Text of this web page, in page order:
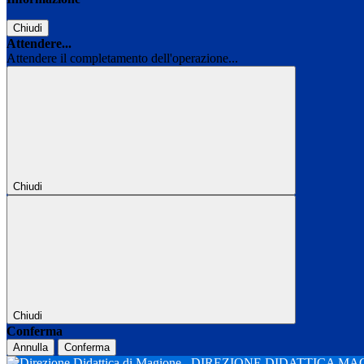
Chiudi
Attendere...
Attendere il completamento dell'operazione...
Chiudi
Chiudi
Conferma
Annulla Conferma